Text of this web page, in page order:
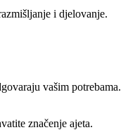
i djelovanje.
vašim potrebama.
značenje ajeta.